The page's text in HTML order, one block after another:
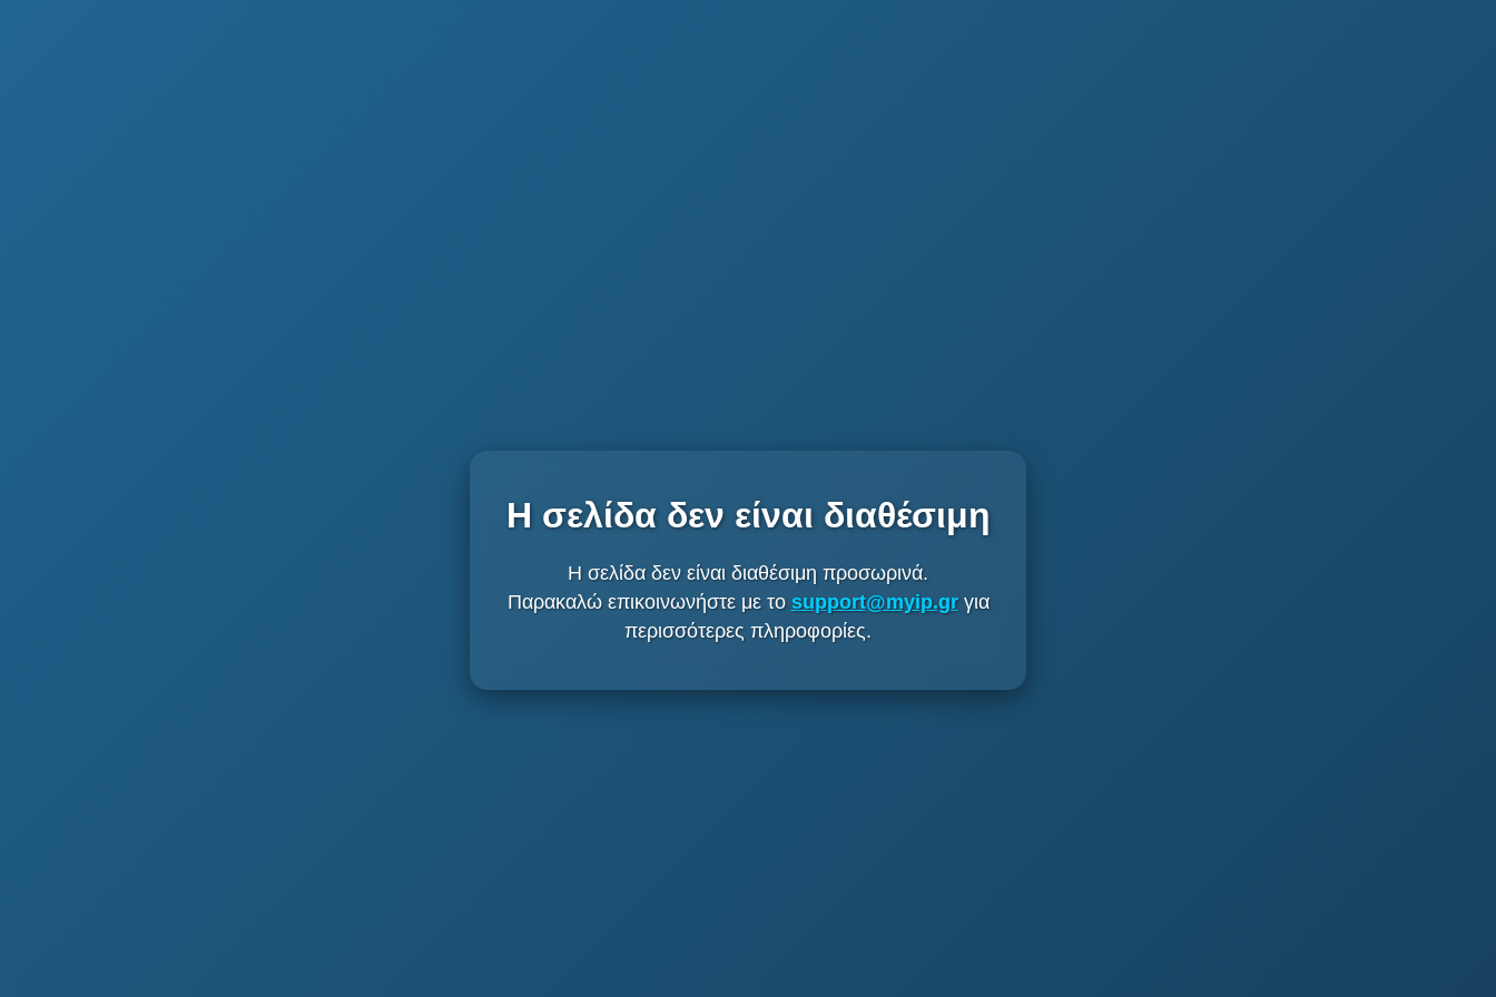
Η σελίδα δεν είναι διαθέσιμη
Η σελίδα δεν είναι διαθέσιμη προσωρινά.
Παρακαλώ επικοινωνήστε με το support@myip.grγια
περισσότερες πληροφορίες.